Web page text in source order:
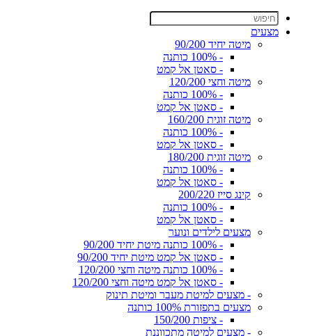
מצעים
מיטה יחיד 90/200
- 100% כותנה
- סאטן אל קמט
מיטה וחצי 120/200
- 100% כותנה
- סאטן אל קמט
מיטה זוגית 160/200
- 100% כותנה
- סאטן אל קמט
מיטה זוגית 180/200
- 100% כותנה
- סאטן אל קמט
קינג סייז 200/220
- 100% כותנה
- סאטן אל קמט
מצעים לילדים ונוער
- 100% כותנה מיטת יחיד 90/200
- סאטן אל קמט מיטת יחיד 90/200
- 100% כותנה מיטה וחצי 120/200
- סאטן אל קמט מיטה וחצי 120/200
- מצעים למיטת מעבר ומיטת תינוק
מצעים בתפזורת 100% כותנה
- ציפות 150/200
- מצעים למיטה מתכווננת